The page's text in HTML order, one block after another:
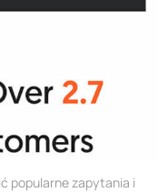
popularne zapytania i